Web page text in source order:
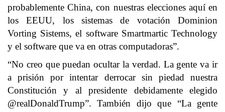
probablemente China, con nuestras elecciones aquí en
los EEUU, los sistemas de votación Dominion
Vorting Sistems, el software Smartmartic Technology
y el software que va en otras computadoras”.
“No creo que puedan ocultar la verdad. La gente va ir
a prisión por intentar derrocar sin piedad nuestra
Constitución y al presidente debidamente elegido
@realDonaldTrump”. También dijo que “La gente